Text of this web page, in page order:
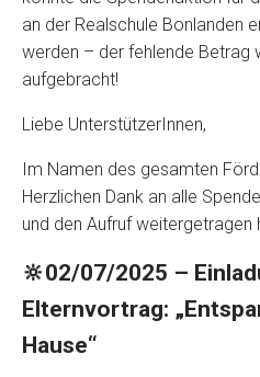
an der Realschule Bonlanden
werden – der fehlende Betrag
aufgebracht!
Liebe UnterstützerInnen,
Im Namen des gesamten
Herzlichen Dank an alle
und den Aufruf weitergetragen
🔆02/07/2025 –
Elternvortrag:
Hause“